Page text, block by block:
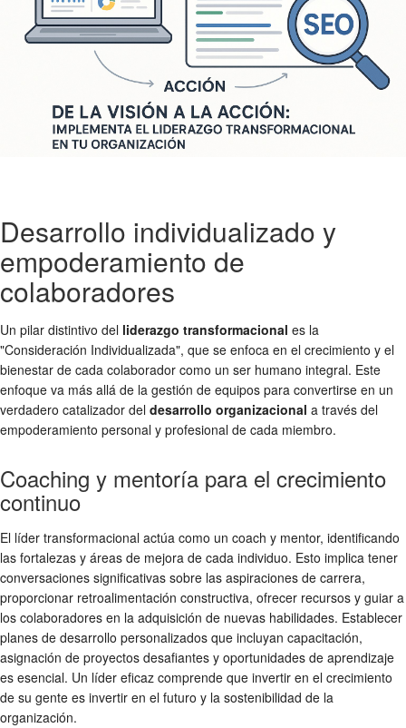
Desarrollo individualizado y
empoderamiento de
colaboradores
Un pilar distintivo del liderazgo transformacional es la
"Consideración Individualizada", que se enfoca en el crecimiento y el
bienestar de cada colaborador como un ser humano integral. Este
enfoque va más allá de la gestión de equipos para convertirse en un
verdadero catalizador del desarrollo organizacional a través del
empoderamiento personal y profesional de cada miembro.
Coaching y mentoría para el crecimiento
continuo
El líder transformacional actúa como un coach y mentor, identificando
las fortalezas y áreas de mejora de cada individuo. Esto implica tener
conversaciones significativas sobre las aspiraciones de carrera,
proporcionar retroalimentación constructiva, ofrecer recursos y guiar a
los colaboradores en la adquisición de nuevas habilidades. Establecer
planes de desarrollo personalizados que incluyan capacitación,
asignación de proyectos desafiantes y oportunidades de aprendizaje
es esencial. Un líder eficaz comprende que invertir en el crecimiento
de su gente es invertir en el futuro y la sostenibilidad de la
organización.